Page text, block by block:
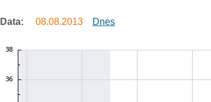
Data: 08.08.2013 Dnes